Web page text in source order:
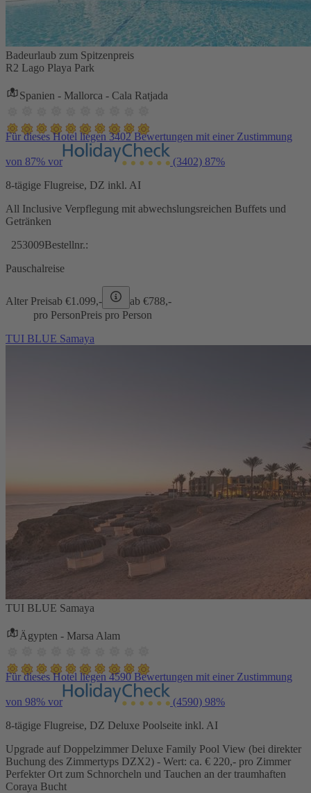
Badeurlaub zum Spitzenpreis
R2 Lago Playa Park
Spanien - Mallorca - Cala Ratjada
Für dieses Hotel liegen 3402 Bewertungen mit einer Zustimmung
von 87% vor (3402) 87%
8-tägige Flugreise, DZ inkl. AI
All Inclusive Verpflegung mit abwechslungsreichen Buffets und
Getränken
253009Bestellnr.:
Pauschalreise
Alter Preisab €1.099,- ab €788,-
pro PersonPreis pro Person
TUI BLUE Samaya
TUI BLUE Samaya
Ägypten - Marsa Alam
Für dieses Hotel liegen 4590 Bewertungen mit einer Zustimmung
von 98% vor (4590) 98%
8-tägige Flugreise, DZ Deluxe Poolseite inkl. AI
Upgrade auf Doppelzimmer Deluxe Family Pool View (bei direkter
Buchung des Zimmertyps DZX2) - Wert: ca. € 220,- pro Zimmer
Perfekter Ort zum Schnorcheln und Tauchen an der traumhaften
Coraya Bucht